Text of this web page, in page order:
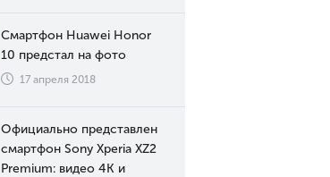
Смартфон Huawei Honor
10 предстал на фото
17 апреля 2018
Официально представлен
смартфон Sony Xperia XZ2
Premium: видео 4К и